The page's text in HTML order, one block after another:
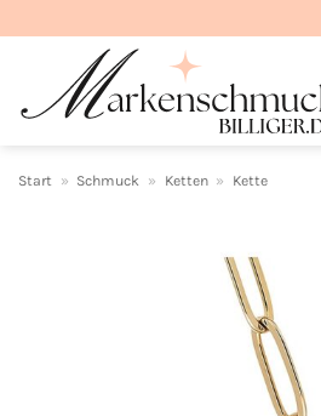
springen
Start » Schmuck » Ketten » Kette